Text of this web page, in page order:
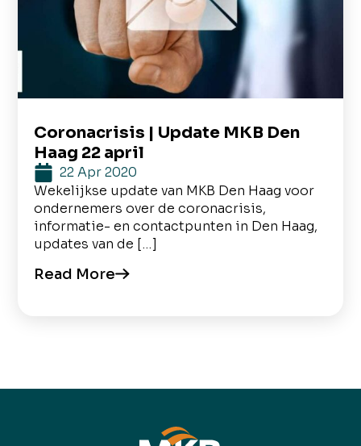
Coronacrisis | Update MKB Den
Haag 22 april
22 Apr 2020
Wekelijkse update van MKB Den Haag voor
ondernemers over de coronacrisis,
informatie- en contactpunten in Den Haag,
updates van de […]
Read More